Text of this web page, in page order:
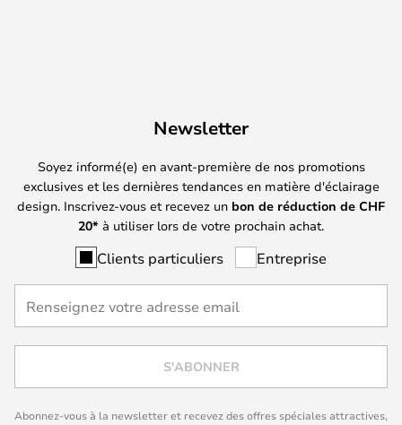
Newsletter
Soyez informé(e) en avant-première de nos promotions
exclusives et les dernières tendances en matière d'éclairage
design. Inscrivez-vous et recevez un bon de réduction de CHF
20* à utiliser lors de votre prochain achat.
Clients particuliers Entreprise
S'ABONNER
Abonnez-vous à la newsletter et recevez des offres spéciales attractives,